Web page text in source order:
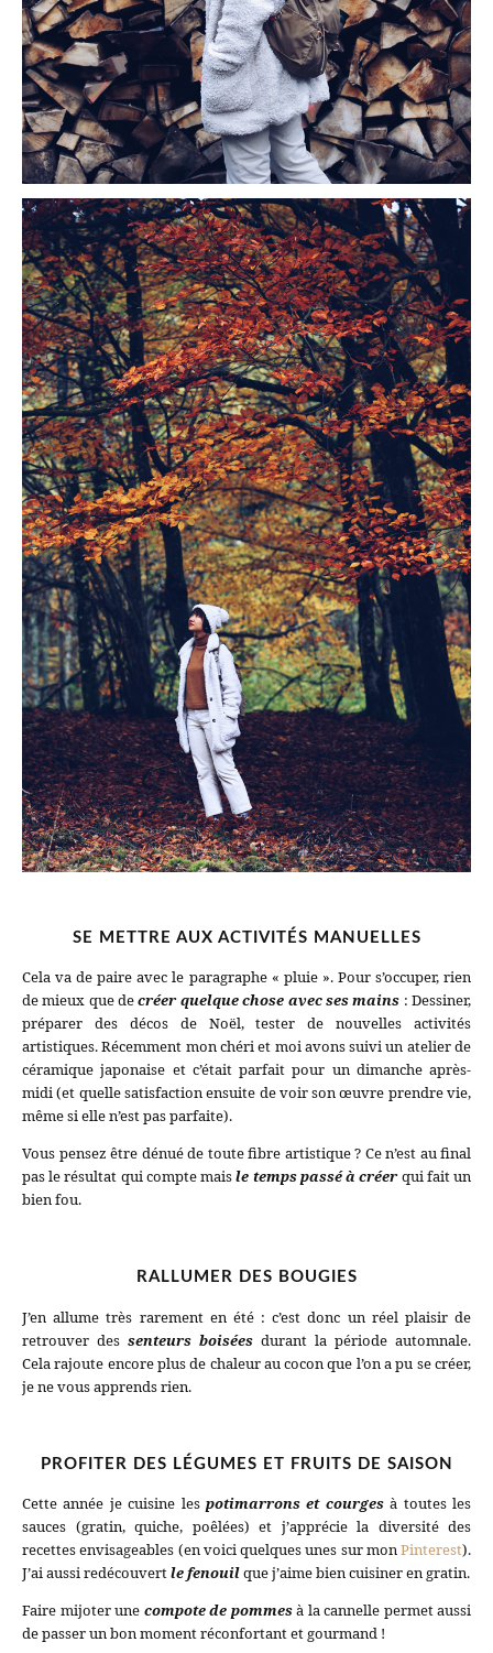
SE METTRE AUX ACTIVITÉS MANUELLES
Cela va de paire avec le paragraphe « pluie ». Pour s’occuper, rien
de mieux que decréer quelque chose avec ses mains : Dessiner,
préparer des décos de Noël, tester de nouvelles activités
artistiques. Récemment mon chéri et moi avons suivi un atelier de
céramique japonaise et c’était parfait pour un dimanche après-
midi (et quelle satisfaction ensuite de voir son œuvre prendre vie,
même si elle n’est pas parfaite).
Vous pensez être dénué de toute fibre artistique ? Ce n’est au final
pas le résultat qui compte maisle temps passé à créer qui fait un
bien fou.
RALLUMER DES BOUGIES
J’en allume très rarement en été : c’est donc un réel plaisir de
retrouver des senteurs boisées durant la période automnale.
Cela rajoute encore plus de chaleur au cocon que l’on a pu se créer,
je ne vous apprends rien.
PROFITER DES LÉGUMES ET FRUITS DE SAISON
Cette année je cuisine les potimarrons et courgesà toutes les
sauces (gratin, quiche, poêlées) et j’apprécie la diversité des
recettes envisageables (en voici quelques unes sur monPinterest).
J’ai aussi redécouvertle fenouilque j’aime bien cuisiner en gratin.
Faire mijoter une compote de pommesà la cannelle permet aussi
de passer un bon moment réconfortant et gourmand !